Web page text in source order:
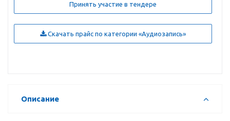
Принять участие в тендере
Скачать прайс по категории «Аудиозапись»
Описание